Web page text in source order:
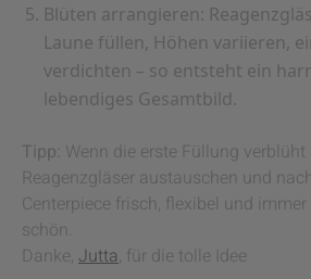
Blüten arrangieren:
Laune füllen, Höhen variieren,
verdichten – so entsteht ein
lebendiges Gesamtbild.
Tipp: Wenn die erste Füllung
Reagenzgläser austauschen und
Centerpiece frisch, flexibel und
schön.
Danke, Jutta, für die tolle Idee